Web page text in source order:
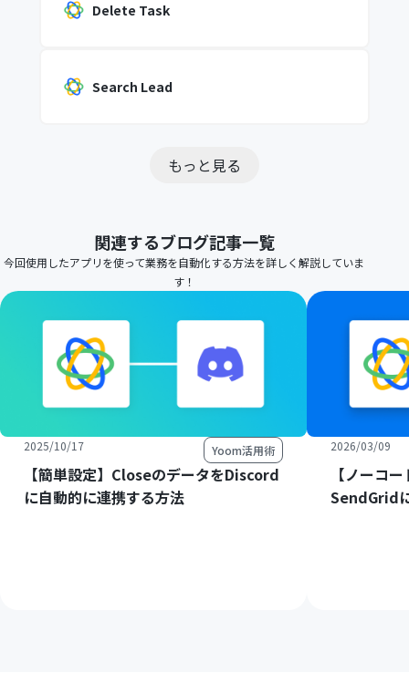
Delete Task
Search Lead
もっと見る
関連するブログ記事一覧
今回使用したアプリを使って業務を自動化する方法を詳しく解説していま
す！
2025/10/17 Yoom活用術
【簡単設定】CloseのデータをDiscord
に自動的に連携する方法
2026/03/09
【ノーコ
SendGrid